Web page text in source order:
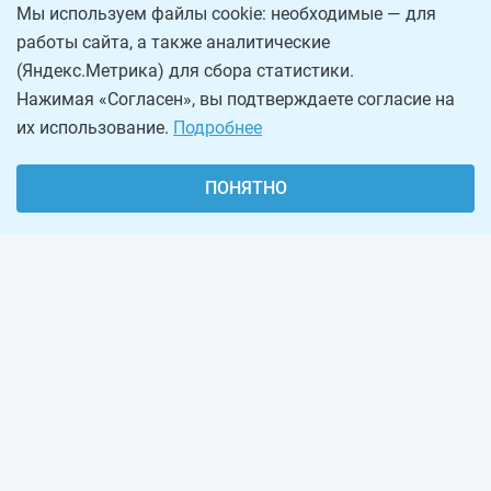
Мы используем файлы cookie: необходимые — для
работы сайта, а также аналитические
(Яндекс.Метрика) для сбора статистики.
Нажимая «Согласен», вы подтверждаете согласие на
их использование. Подробнее
ПОНЯТНО